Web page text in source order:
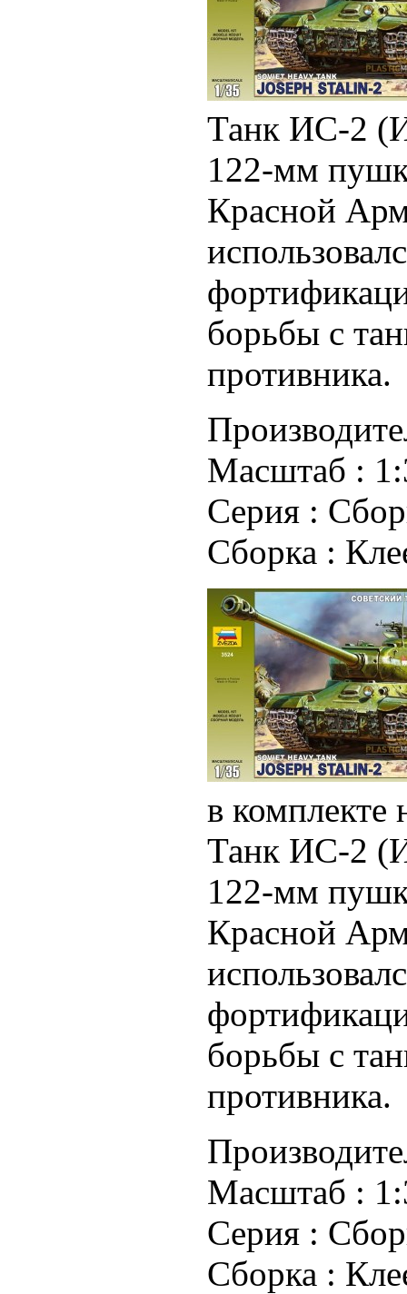
Танк ИС-2
122-мм
Красной
борьбы с
противника.
Масштаб :
Серия :
Сборка :
в комплекте
Танк ИС-2
122-мм
Красной
борьбы с
противника.
Масштаб :
Серия :
Сборка :